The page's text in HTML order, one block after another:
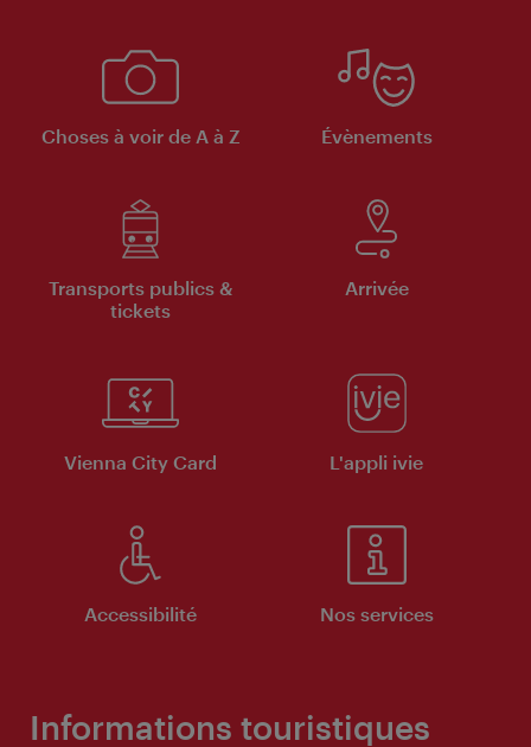
Choses à voir de A à Z Évènements
Transports publics &
tickets
Arrivée
Vienna City Card L'appli ivie
Accessibilité Nos services
Informations touristiques